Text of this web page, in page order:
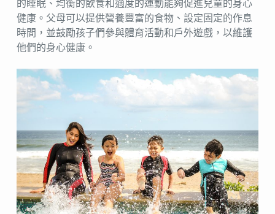
的睡眠、均衡的飲食和適度的運動能夠促進兒童的身心
健康。父母可以提供營養豐富的食物、設定固定的作息
時間，並鼓勵孩子們參與體育活動和戶外遊戲，以維護
他們的身心健康。